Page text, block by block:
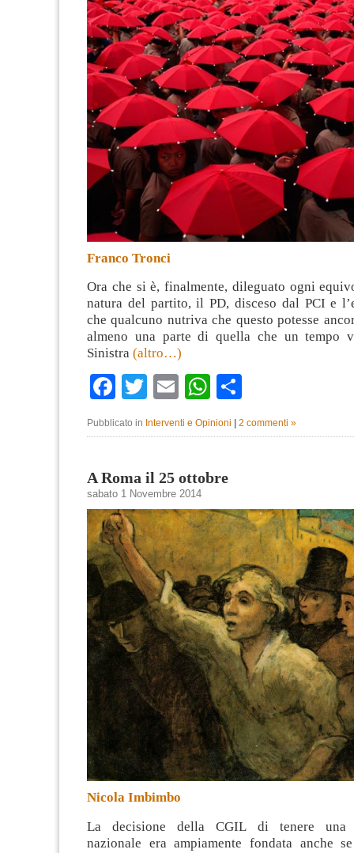
Franco Tronci
Ora che si è, finalmente, dileguato ogni
natura del partito, il PD, disceso dal PCI e
che qualcuno nutriva che questo potesse
almeno una parte di quella che un tempo
Sinistra (altro…)
Facebook
TwitterEmailWhatsApp
Pubblicato in Interventi e Opinioni 2 commenti »
A Roma il 25 ottobre
sabato 1 Novembre 2014
Nicola Imbimbo
La decisione della CGIL di tenere una
nazionale era ampiamente fondata anche